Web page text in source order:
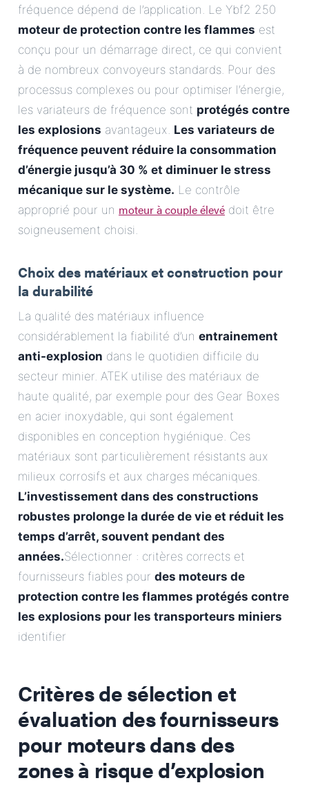
fréquence dépend de l’application. Le Ybf2 250
moteur de protection contre les flammes est
conçu pour un démarrage direct, ce qui convient
à de nombreux convoyeurs standards. Pour des
processus complexes ou pour optimiser l’énergie,
les variateurs de fréquence sont protégés contre
les explosions avantageux. Les variateurs de
fréquence peuvent réduire la consommation
d’énergie jusqu’à 30 % et diminuer le stress
mécanique sur le système. Le contrôle
approprié pour un moteur à couple élevé doit être
soigneusement choisi.
Choix des matériaux et construction pour
la durabilité
La qualité des matériaux influence
considérablement la fiabilité d’un entrainement
anti-explosion dans le quotidien difficile du
secteur minier. ATEK utilise des matériaux de
haute qualité, par exemple pour des Gear Boxes
en acier inoxydable, qui sont également
disponibles en conception hygiénique. Ces
matériaux sont particulièrement résistants aux
milieux corrosifs et aux charges mécaniques.
L’investissement dans des constructions
robustes prolonge la durée de vie et réduit les
temps d’arrêt, souvent pendant des
années.Sélectionner : critères corrects et
fournisseurs fiables pour des moteurs de
protection contre les flammes protégés contre
les explosions pour les transporteurs miniers
identifier
Critères de sélection et
évaluation des fournisseurs
pourmoteurs dans des
zones à risque d’explosion